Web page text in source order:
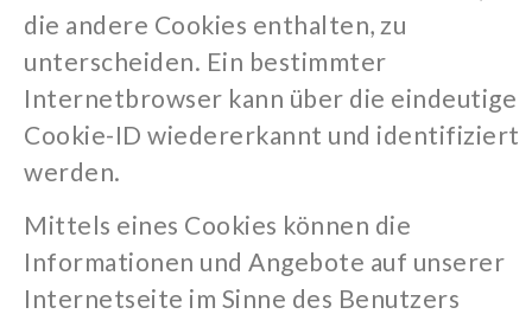
die andere Cookies enthalten, zu
unterscheiden. Ein bestimmter
Internetbrowser kann über die eindeutige
Cookie-ID wiedererkannt und identifiziert
werden.
Mittels eines Cookies können die
Informationen und Angebote auf unserer
Internetseite im Sinne des Benutzers